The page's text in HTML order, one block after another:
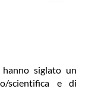
siglato un
scientifica e di